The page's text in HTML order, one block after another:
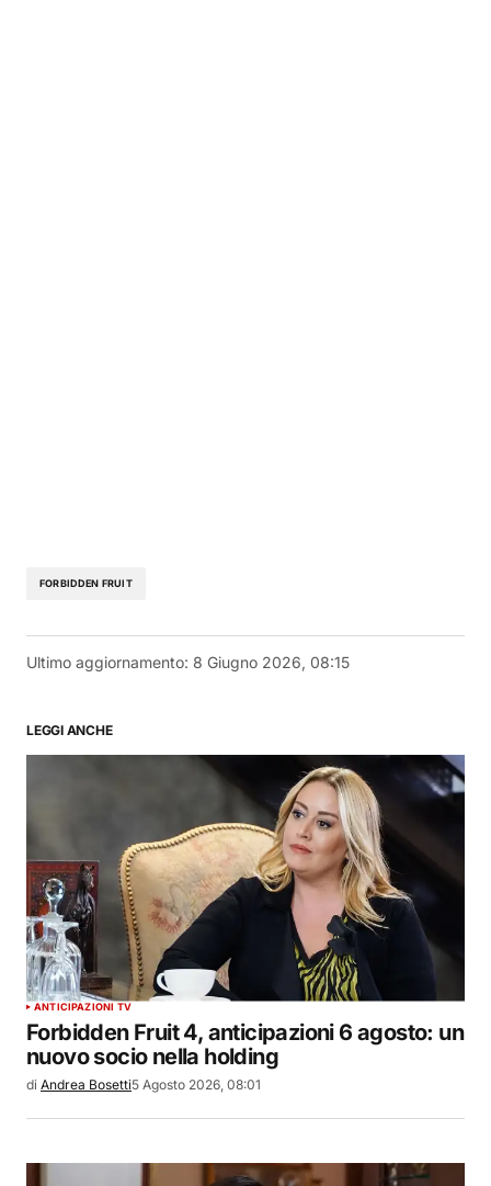
FORBIDDEN FRUIT
Ultimo aggiornamento: 8 Giugno 2026, 08:15
LEGGI ANCHE
ANTICIPAZIONI TV
Forbidden Fruit 4, anticipazioni 6 agosto: un
nuovo socio nella holding
di Andrea Bosetti5 Agosto 2026, 08:01